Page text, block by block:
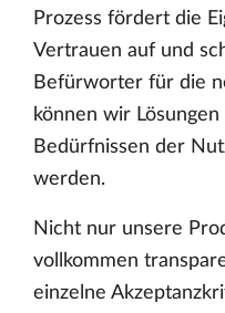
Prozess fördert die
Vertrauen auf und
Befürworter für die
können wir
Bedürfnissen der
werden.
Nicht nur unsere
vollkommen
einzelne